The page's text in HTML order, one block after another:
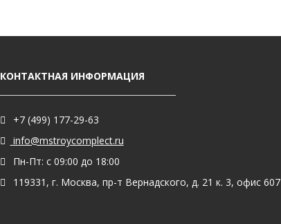
КОНТАКТНАЯ ИНФОРМАЦИЯ
+7 (499) 177-29-63
info@mstroycomplect.ru
Пн-Пт: с 09:00 до 18:00
119331, г. Москва, пр-т Вернадского, д. 21 к. 3, офис 607